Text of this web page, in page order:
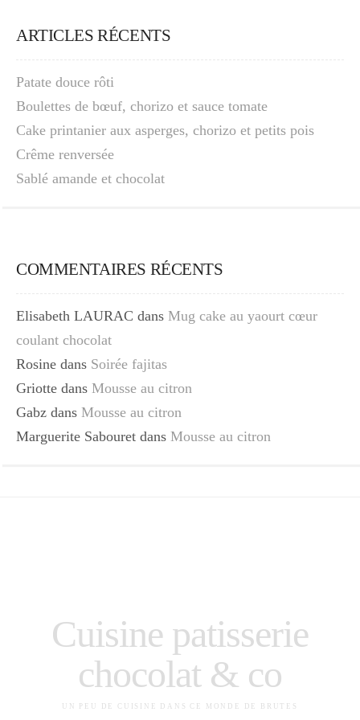
ARTICLES RÉCENTS
Patate douce rôti
Boulettes de bœuf, chorizo et sauce tomate
Cake printanier aux asperges, chorizo et petits pois
Crême renversée
Sablé amande et chocolat
COMMENTAIRES RÉCENTS
Elisabeth LAURAC dans Mug cake au yaourt cœur
coulant chocolat
Rosine dans Soirée fajitas
Griotte dans Mousse au citron
Gabz dans Mousse au citron
Marguerite Sabouret dans Mousse au citron
Cuisine patisserie
chocolat & co
UN PEU DE CUISINE DANS CE MONDE DE BRUTES